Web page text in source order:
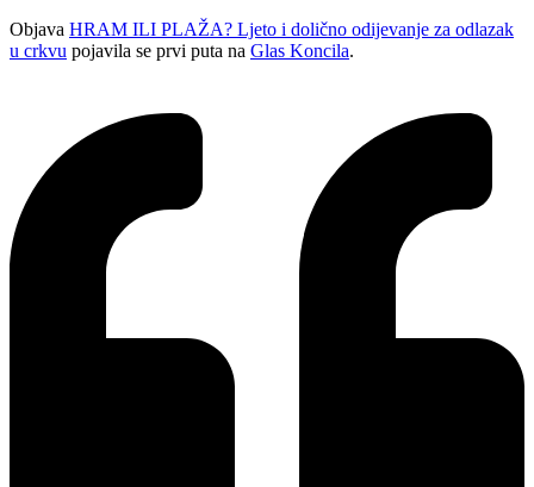
Objava HRAM ILI PLAŽA? Ljeto i dolično odijevanje za odlazak
u crkvu pojavila se prvi puta na Glas Koncila.